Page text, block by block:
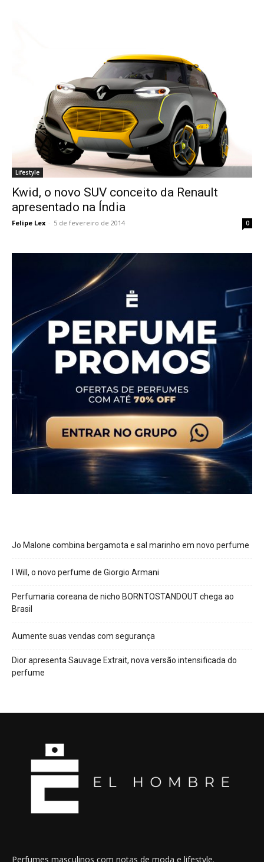
Lifestyle
Kwid, o novo SUV conceito da Renault
apresentado na Índia
Felipe Lex - 5 de fevereiro de 2014 0
Jo Malone combina bergamota e sal marinho em novo perfume
I Will, o novo perfume de Giorgio Armani
Perfumaria coreana de nicho BORNTOSTANDOUT chega ao
Brasil
Aumente suas vendas com segurança
Dior apresenta Sauvage Extrait, nova versão intensificada do
perfume
Perfumes masculinos com notas de moda e lifestyle.